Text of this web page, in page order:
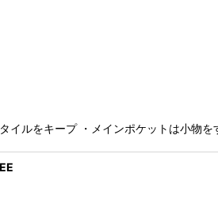
イルをキープ ・メインポケットは小物